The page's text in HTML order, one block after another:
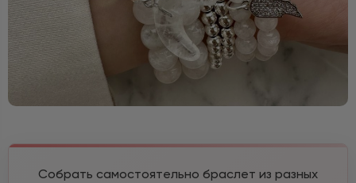
Собрать самостоятельно браслет из разных